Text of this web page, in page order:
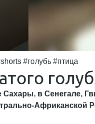
#голубь #птица
в Сенегале,
Африканской